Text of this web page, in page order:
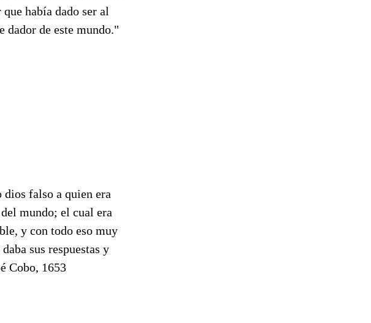
había dado ser al
dador de este mundo."
dios falso a quien era
mundo; el cual era
y con todo eso muy
sus respuestas y
Cobo, 1653